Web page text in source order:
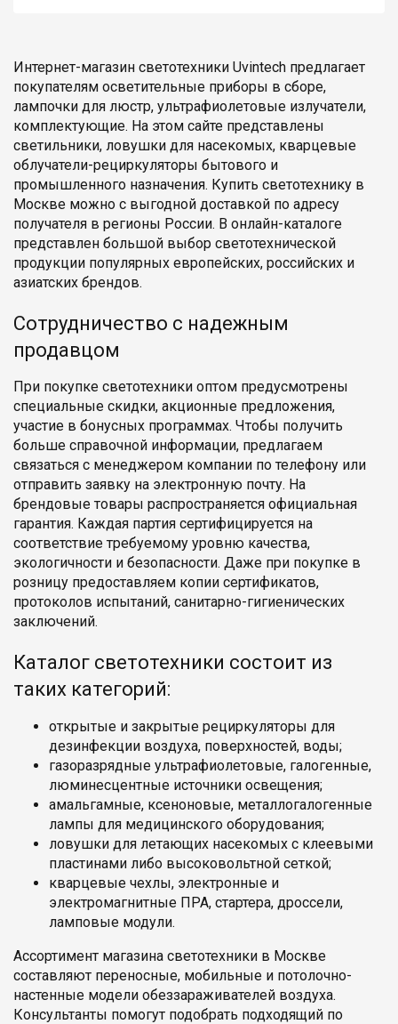
Интернет-магазин светотехники Uvintech предлагает
покупателям осветительные приборы в сборе,
лампочки для люстр, ультрафиолетовые излучатели,
комплектующие. На этом сайте представлены
светильники, ловушки для насекомых, кварцевые
облучатели-рециркуляторы бытового и
промышленного назначения. Купить светотехнику в
Москве можно с выгодной доставкой по адресу
получателя в регионы России. В онлайн-каталоге
представлен большой выбор светотехнической
продукции популярных европейских, российских и
азиатских брендов.
Сотрудничество с надежным
продавцом
При покупке светотехники оптом предусмотрены
специальные скидки, акционные предложения,
участие в бонусных программах. Чтобы получить
больше справочной информации, предлагаем
связаться с менеджером компании по телефону или
отправить заявку на электронную почту. На
брендовые товары распространяется официальная
гарантия. Каждая партия сертифицируется на
соответствие требуемому уровню качества,
экологичности и безопасности. Даже при покупке в
розницу предоставляем копии сертификатов,
протоколов испытаний, санитарно-гигиенических
заключений.
Каталог светотехники состоит из
таких категорий:
открытые и закрытые рециркуляторы для
дезинфекции воздуха, поверхностей, воды;
газоразрядные ультрафиолетовые, галогенные,
люминесцентные источники освещения;
амальгамные, ксеноновые, металлогалогенные
лампы для медицинского оборудования;
ловушки для летающих насекомых с клеевыми
пластинами либо высоковольтной сеткой;
кварцевые чехлы, электронные и
электромагнитные ПРА, стартера, дроссели,
ламповые модули.
Ассортимент магазина светотехники в Москве
составляют переносные, мобильные и потолочно-
настенные модели обеззараживателей воздуха.
Консультанты помогут подобрать подходящий по